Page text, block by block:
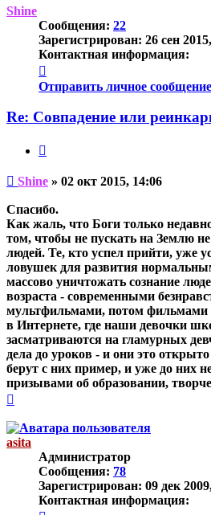
началу
Shine
Сообщения: 22
Зарегистрирован: 26 сен
Контактная информация:
информация
пользователя
Отправить личное сообщение
Re: Совпадение или
Непрочитанное
Shine » 02 окт 2015, 14:06
Спасибо.
Как жаль, что Боги только
том, чтобы не пускать на Землю
людей. Те, кто успел прийти, уже
ловушек для развития
массово уничтожать сознание
возраста - современными
мультфильмами, потом фильмами
в Интернете, где наши девочки
засматриваются на гламурных
дела до уроков - и они это
берут с них пример, и уже до них
призывами об образовании,
началу
asita
Администратор
Сообщения: 78
Зарегистрирован: 09 дек
Контактная информация: